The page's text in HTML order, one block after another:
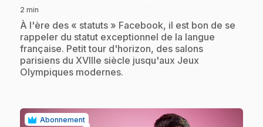
2 min
.À l'ère des « statuts » Facebook, il est bon de se
rappeler du statut exceptionnel de la langue
française. Petit tour d'horizon, des salons
parisiens du XVIIIe siècle jusqu'aux Jeux
Olympiques modernes.
Abonnement